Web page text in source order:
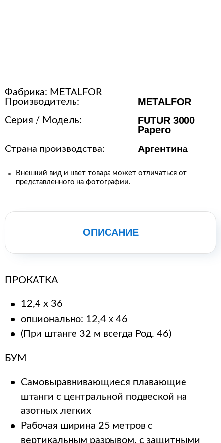
Фабрика: METALFOR
Производитель:
METALFOR
Серия / Модель:
FUTUR 3000
Papero
Страна производства: Аргентина
Внешний вид и цвет товара может отличаться от
представленного на фотографии.
ОПИСАНИЕ
ПРОКАТКА
12,4 х 36
опционально: 12,4 х 46
(При штанге 32 м всегда Род. 46)
БУМ
Самовыравнивающиеся плавающие
штанги с центральной подвеской на
азотных легких
Рабочая ширина 25 метров с
вертикальным разрывом, с защитными